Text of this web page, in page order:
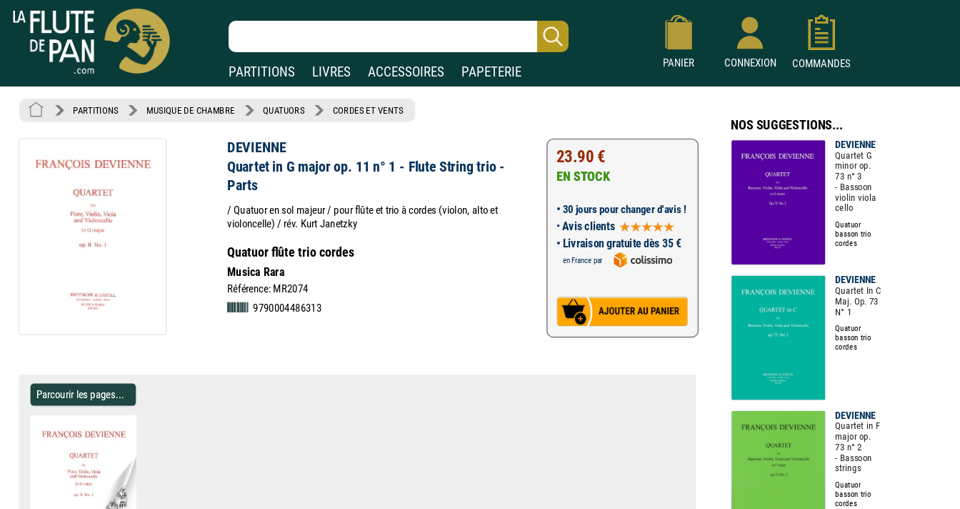
PARTITIONS LIVRES ACCESSOIRES PAPETERIE
PANIER CONNEXION COMMANDES
PARTITIONS MUSIQUE DE CHAMBRE QUATUORS CORDES ET VENTS
DEVIENNE
Quartet in G major op. 11 n° 1 - Flute String trio -
Parts
/ Quatuor en sol majeur / pour flûte et trio à cordes (violon, alto et
violoncelle) / rév. Kurt Janetzky
Quatuor flûte trio cordes
Musica Rara
Référence: MR2074
9790004486313
23.90 €
EN STOCK
• 30 jours pour changer d'avis !
•Avis clients
• Livraison gratuite dès 35 €
en France par
Parcourir les pages...
NOS SUGGESTIONS...
DEVIENNE
Quartet G
minor op.
73 n° 3
- Bassoon
violin viola
cello
Quatuor
basson trio
cordes
DEVIENNE
Quartet In C
Maj. Op. 73
N° 1
Quatuor
basson trio
cordes
DEVIENNE
Quartet in F
major op.
73 n° 2
- Bassoon
strings
Quatuor
basson trio
cordes